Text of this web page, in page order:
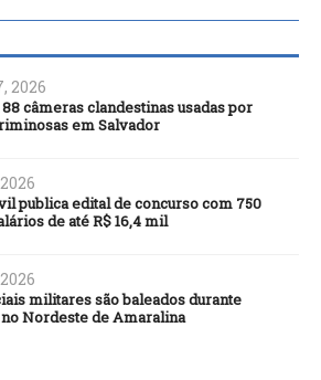
2026
câmeras clandestinas usadas por
em Salvador
publica edital de concurso com 750
de até R$ 16,4 mil
militares são baleados durante
Nordeste de Amaralina